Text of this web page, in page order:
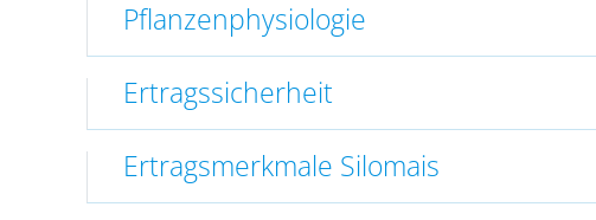
Pflanzenphysiologie
Ertragssicherheit
Ertragsmerkmale Silomais